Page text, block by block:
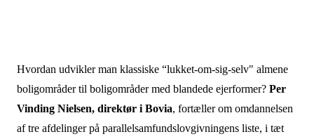
Hvordan udvikler man klassiske “lukket-om-sig-selv" almene
boligområder til boligområder med blandede ejerformer? Per
Vinding Nielsen, direktør i Bovia, fortæller om omdannelsen
af tre afdelinger på parallelsamfundslovgivningens liste, i tæt